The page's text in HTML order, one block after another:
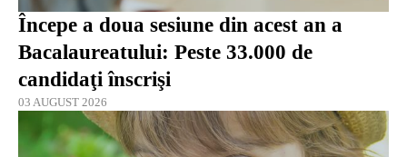
Începe a doua sesiune din acest an a
Bacalaureatului: Peste 33.000 de
candidaţi înscrişi
03 AUGUST 2026